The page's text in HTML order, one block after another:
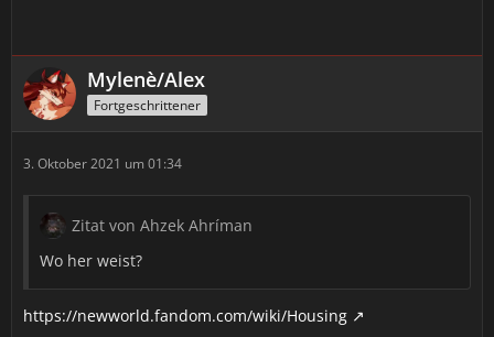
Mylenè/Alex
Fortgeschrittener
3. Oktober 2021 um 01:34
Zitat von Ahzek Ahríman
Wo her weist?
https://newworld.fandom.com/wiki/Housing